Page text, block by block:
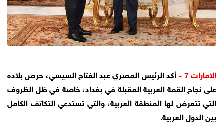
الامارات 7 -
أكد الرئيس المصري عبد الفتاح السيسي، حرص بلاده
على نجاح القمة العربية المقبلة في بغداد، خاصة في ظل الظروف
التي تتعرض لها المنطقة العربية، والتي تستدعي التكاتف الكامل
بين الدول العربية.